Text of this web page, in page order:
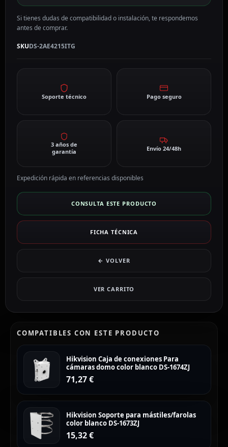
Si tienes dudas de compatibilidad o instalación, te respondemos
antes de comprar.
SKUDS-2AE4215ITG
Soporte técnico Pago seguro
3 años de
garantía
Envío 24/48h
Expedición rápida en referencias disponibles
CONSULTA ESTE PRODUCTO
FICHA TÉCNICA
← VOLVER
VER CARRITO
COMPATIBLES CON ESTE PRODUCTO
Hikvision Caja de conexiones Para
cámaras domo color blanco DS-1674ZJ
71,27€
Hikvision Soporte para mástiles/farolas
color blanco DS-1673ZJ
15,32€